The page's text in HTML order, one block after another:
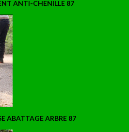
ANTI-CHENILLE 87
ABATTAGE ARBRE 87